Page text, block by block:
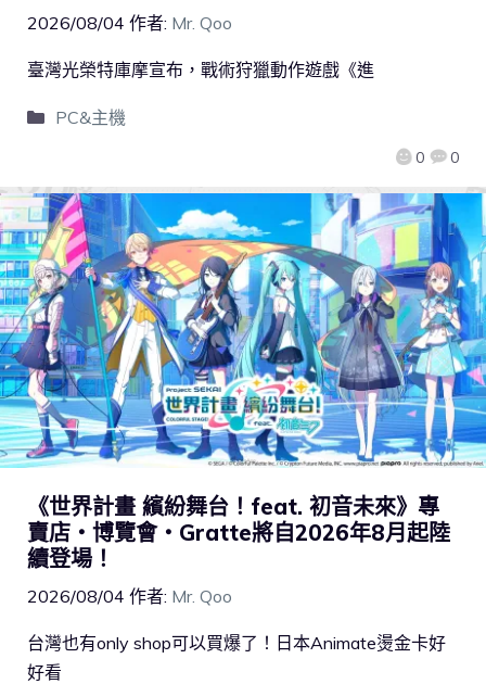
2026/08/04 作者: Mr. Qoo
0 0
臺灣光榮特庫摩宣布，戰術狩獵動作遊戲《進
PC&主機
《世界計畫 繽紛舞台！feat. 初音未來》專
賣店・博覽會・Gratte將自2026年8月起陸
續登場！
2026/08/04 作者: Mr. Qoo
台灣也有only shop可以買爆了！日本Animate燙金卡好
好看